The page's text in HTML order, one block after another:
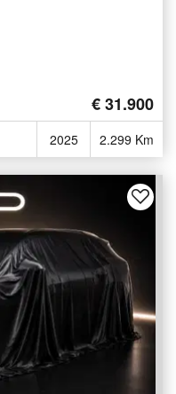
€ 31.900
2025 2.299 Km